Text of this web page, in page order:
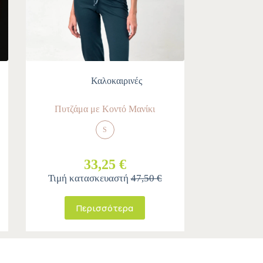
Καλοκαιρινές
Πυτζάμα με Κοντό Μανίκι
S
33,25 €
Τιμή κατασκευαστή47,50 €
Περισσότερα